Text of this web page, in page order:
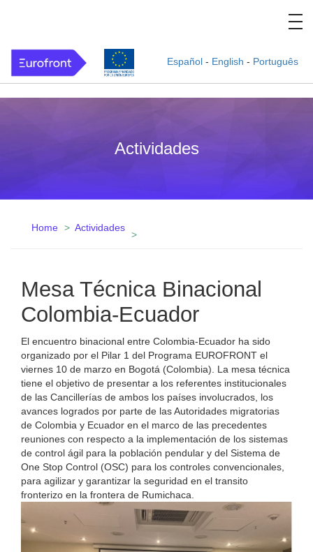
Español - English - Português
Actividades
Home Actividades
Mesa Técnica Binacional
Colombia-Ecuador
El encuentro binacional entre Colombia-Ecuador ha sido
organizado por el Pilar 1 del Programa EUROFRONT el
viernes 10 de marzo en Bogotá (Colombia). La mesa técnica
tiene el objetivo de presentar a los referentes institucionales
de las Cancillerías de ambos los países involucrados, los
avances logrados por parte de las Autoridades migratorias
de Colombia y Ecuador en el marco de las precedentes
reuniones con respecto a la implementación de los sistemas
de control ágil para la población pendular y del Sistema de
One Stop Control (OSC) para los controles convencionales,
para agilizar y garantizar la seguridad en el transito
fronterizo en la frontera de Rumichaca.